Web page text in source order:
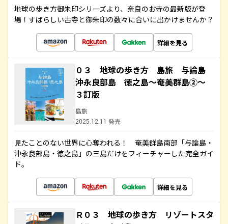
地球の歩き方御朱印シリーズより、奈良のお寺の最新版が登
場！すばらしい古寺と御朱印の数々に合いに出かけませんか？
詳細を見る
０３ 地球の歩き方 島旅 与論島
沖永良部島 徳之島～奄美群島②～
３訂版
島旅
2025.12.11 発売
見たことのない世界に心奪われる！ 奄美群島南部「与論島・
沖永良部島・徳之島」の三島だけをフィーチャーした完全ガイ
ド。
詳細を見る
Ｒ０３ 地球の歩き方 リゾートスタ